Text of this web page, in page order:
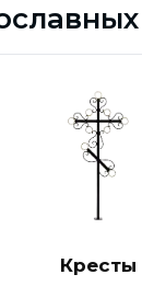
Кресты